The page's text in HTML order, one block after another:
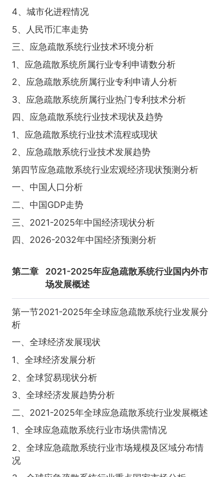
4、城市化进程情况
5、人民币汇率走势
三、应急疏散系统行业技术环境分析
1、应急疏散系统所属行业专利申请数分析
2、应急疏散系统所属行业专利申请人分析
3、应急疏散系统所属行业热门专利技术分析
四、应急疏散系统行业技术现状及趋势
1、应急疏散系统行业技术流程或现状
2、应急疏散系统行业技术发展趋势
第四节应急疏散系统行业宏观经济现状预测分析
一、中国人口分析
二、中国GDP走势
三、2021-2025年中国经济现状分析
四、2026-2032年中国经济预测分析
第二章
2021-2025年应急疏散系统行业国内外市
场发展概述
第一节2021-2025年全球应急疏散系统行业发展分
析
一、全球经济发展现状
1、全球经济发展分析
2、全球贸易现状分析
3、全球经济发展趋势分析
二、2021-2025年全球应急疏散系统行业发展概述
1、全球应急疏散系统行业市场供需情况
2、全球应急疏散系统行业市场规模及区域分布情
况